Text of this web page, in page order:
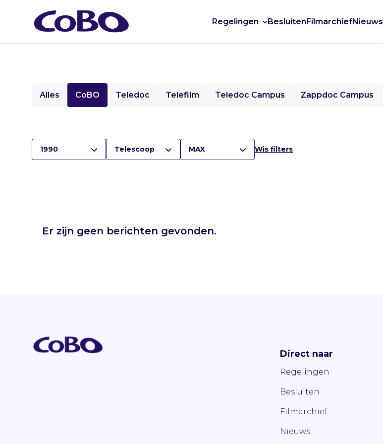
Regelingen BesluitenFilmarchiefNieuws
Alles CoBO Teledoc Telefilm Teledoc Campus Zappdoc Campus
1990 Telescoop MAX Wis filters
Er zijn geen berichten gevonden.
Direct naar
Regelingen
Besluiten
Filmarchief
Nieuws